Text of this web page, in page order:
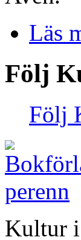
Läs
Följ
Följ
Kultur i